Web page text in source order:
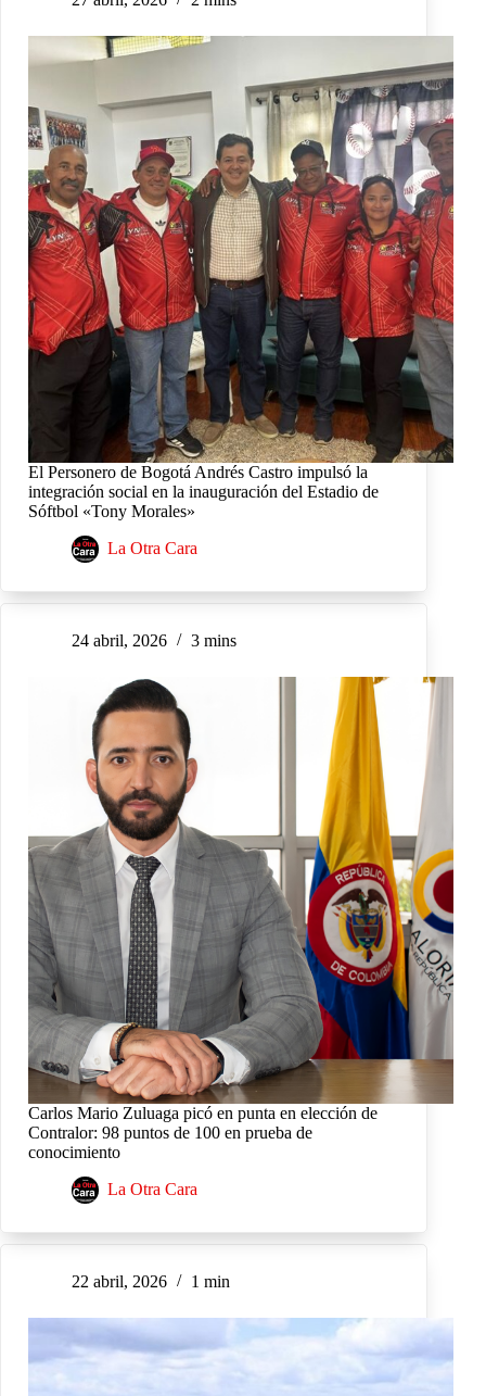
El Personero de Bogotá Andrés Castro impulsó la
integración social en la inauguración del Estadio de
Sóftbol «Tony Morales»
La Otra Cara
24 abril, 2026 3 mins
Carlos Mario Zuluaga picó en punta en elección de
Contralor: 98 puntos de 100 en prueba de
conocimiento
La Otra Cara
22 abril, 2026 1 min